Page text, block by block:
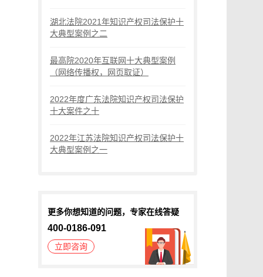
湖北法院2021年知识产权司法保护十
大典型案例之二
最高院2020年互联网十大典型案例
（网络传播权，网页取证）
2022年度广东法院知识产权司法保护
十大案件之十
2022年江苏法院知识产权司法保护十
大典型案例之一
更多你想知道的问题，专家在线答疑
400-0186-091
立即咨询